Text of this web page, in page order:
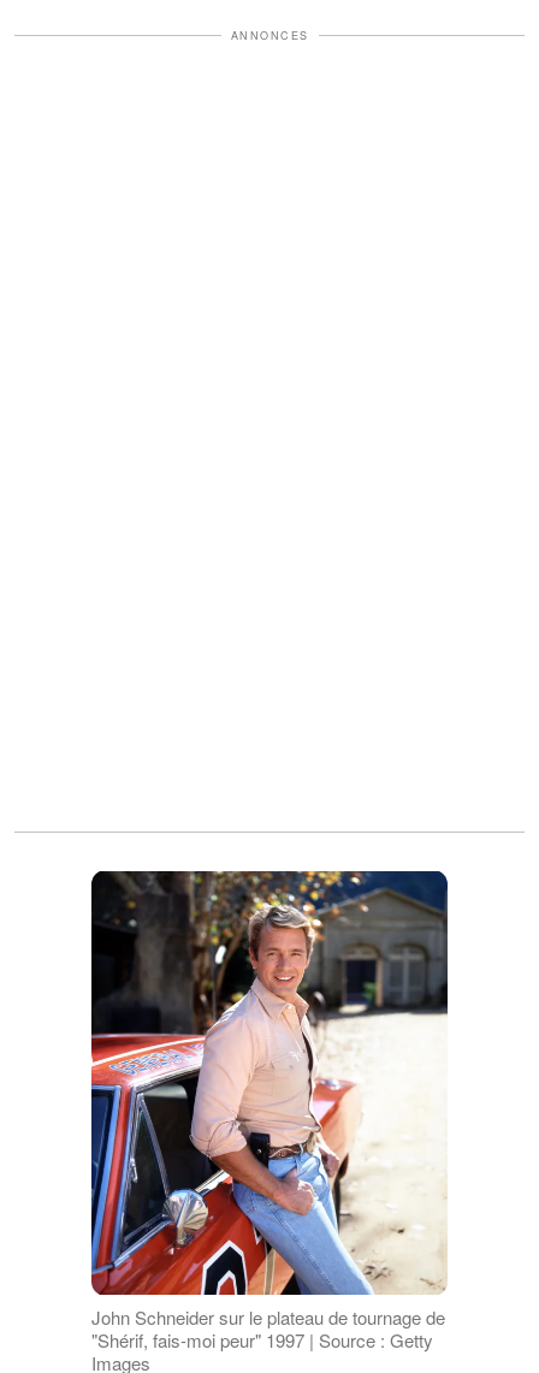
ANNONCES
John Schneider sur le plateau de tournage de
"Shérif, fais-moi peur" 1997 | Source : Getty
Images